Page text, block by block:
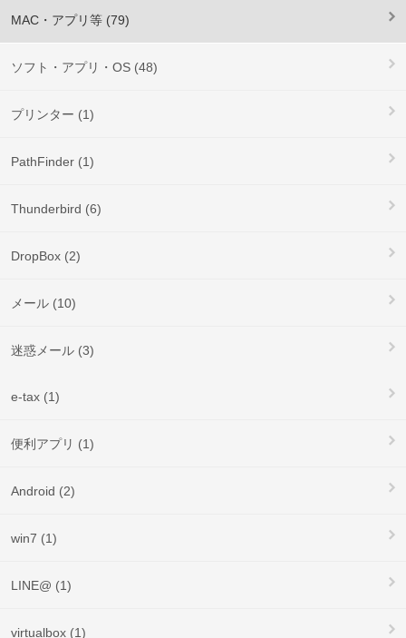
MAC・アプリ等 (79)
ソフト・アプリ・OS (48)
プリンター (1)
PathFinder (1)
Thunderbird (6)
DropBox (2)
メール (10)
迷惑メール (3)
e-tax (1)
便利アプリ (1)
Android (2)
win7 (1)
LINE@ (1)
virtualbox (1)